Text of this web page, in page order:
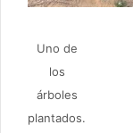
Uno de
los
árboles
plantados.